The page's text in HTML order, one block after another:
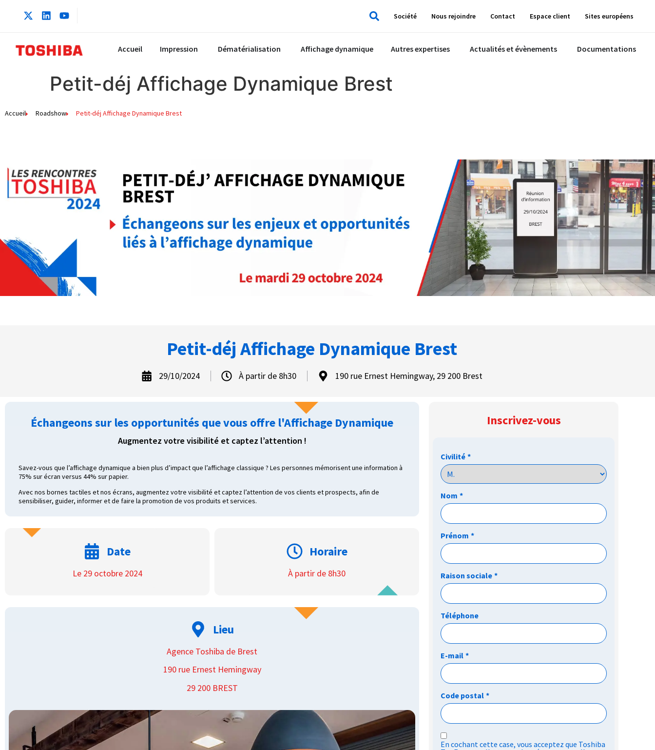
principal
Société Nous rejoindre Contact Espace client Sites européens
Accueil Impression Dématérialisation Affichage dynamique Autres expertises Actualités et évènements Documentations
Petit-déj Affichage Dynamique Brest
Accueil Roadshow Petit-déj Affichage Dynamique Brest
Petit-déj Affichage Dynamique Brest
29/10/2024 À partir de 8h30 190 rue Ernest Hemingway, 29 200 Brest
Échangeons sur les opportunités que vous offre l'Affichage Dynamique
Augmentez votre visibilité et captez l’attention !
Savez-vous que l’affichage dynamique a bien plus d’impact que l’affichage classique ? Les personnes mémorisent une information à
75% sur écran versus 44% sur papier.
Avec nos bornes tactiles et nos écrans, augmentez votre visibilité et captez l’attention de vos clients et prospects, afin de
sensibiliser, guider, informer et de faire la promotion de vos produits et services.
Date
Le 29 octobre 2024
Horaire
À partir de 8h30
Lieu
Agence Toshiba de Brest
190 rue Ernest Hemingway
29 200 BREST
Inscrivez-vous
Civilité *
Nom *
Prénom *
Raison sociale *
Téléphone
E-mail *
Code postal *
RGPD
*
En cochant cette case, vous acceptez que Toshiba